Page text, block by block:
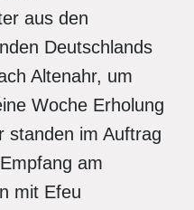
aus den
Deutschlands
Altenahr, um
Woche Erholung
standen im Auftrag
am
mit Efeu